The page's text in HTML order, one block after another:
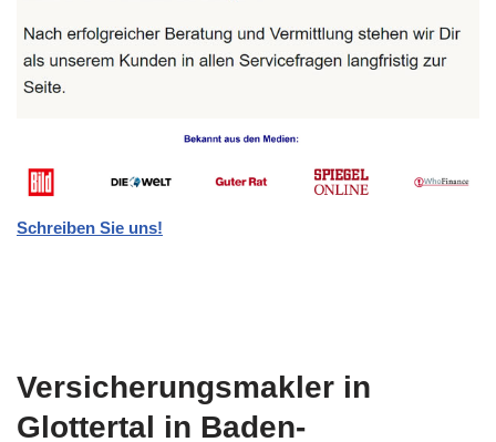
Schreiben Sie uns!
Versicherungsmakler in
Glottertal in Baden-